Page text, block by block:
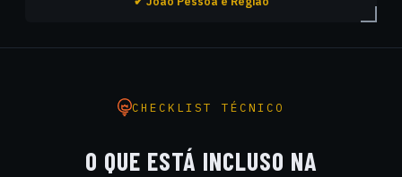
CHECKLIST TÉCNICO
O QUE ESTÁ INCLUSO NA